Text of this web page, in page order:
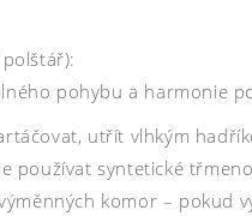
pohybu a harmonie
utřít vlhkým
používat syntetické
komor – pokud